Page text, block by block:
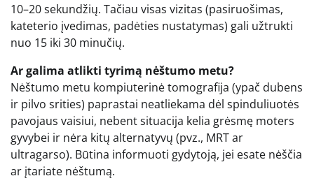
10–20 sekundžių. Tačiau visas vizitas (pasiruošimas,
kateterio įvedimas, padėties nustatymas) gali užtrukti
nuo 15 iki 30 minučių.
Ar galima atlikti tyrimą nėštumo metu?
Nėštumo metu kompiuterinė tomografija (ypač dubens
ir pilvo srities) paprastai neatliekama dėl spinduliuotės
pavojaus vaisiui, nebent situacija kelia grėsmę moters
gyvybei ir nėra kitų alternatyvų (pvz., MRT ar
ultragarso). Būtina informuoti gydytoją, jei esate nėščia
ar įtariate nėštumą.